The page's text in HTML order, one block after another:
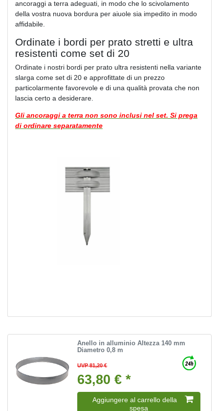
ancoraggi a terra adeguati, in modo che lo scivolamento
della vostra nuova bordura per aiuole sia impedito in modo
affidabile.
Ordinate i bordi per prato stretti e ultra
resistenti come set di 20
Ordinate i nostri bordi per prato ultra resistenti nella variante
slarga come set di 20 e approfittate di un prezzo
particolarmente favorevole e di una qualità provata che non
lascia certo a desiderare.
Gli ancoraggi a terra non sono inclusi nel set. Si prega
di ordinare separatamente
Anello in alluminio Altezza 140 mm
Diametro 0,8 m
UVP 81,20 €
63,80 € *
Aggiungere al carrello della
spesa